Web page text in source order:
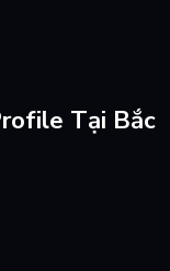
Tại Bắc